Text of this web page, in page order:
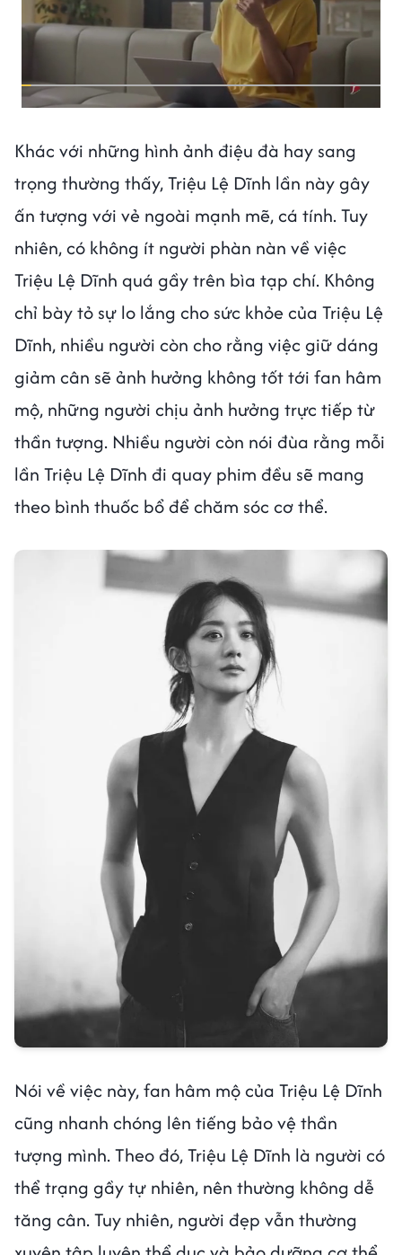
Khác với những hình ảnh điệu đà hay sang
trọng thường thấy, Triệu Lệ Dĩnh lần này gây
ấn tượng với vẻ ngoài mạnh mẽ, cá tính. Tuy
nhiên, có không ít người phàn nàn về việc
Triệu Lệ Dĩnh quá gầy trên bìa tạp chí. Không
chỉ bày tỏ sự lo lắng cho sức khỏe của Triệu Lệ
Dĩnh, nhiều người còn cho rằng việc giữ dáng
giảm cân sẽ ảnh hưởng không tốt tới fan hâm
mộ, những người chịu ảnh hưởng trực tiếp từ
thần tượng. Nhiều người còn nói đùa rằng mỗi
lần Triệu Lệ Dĩnh đi quay phim đều sẽ mang
theo bình thuốc bổ để chăm sóc cơ thể.
Nói về việc này, fan hâm mộ của Triệu Lệ Dĩnh
cũng nhanh chóng lên tiếng bảo vệ thần
tượng mình. Theo đó, Triệu Lệ Dĩnh là người có
thể trạng gầy tự nhiên, nên thường không dễ
tăng cân. Tuy nhiên, người đẹp vẫn thường